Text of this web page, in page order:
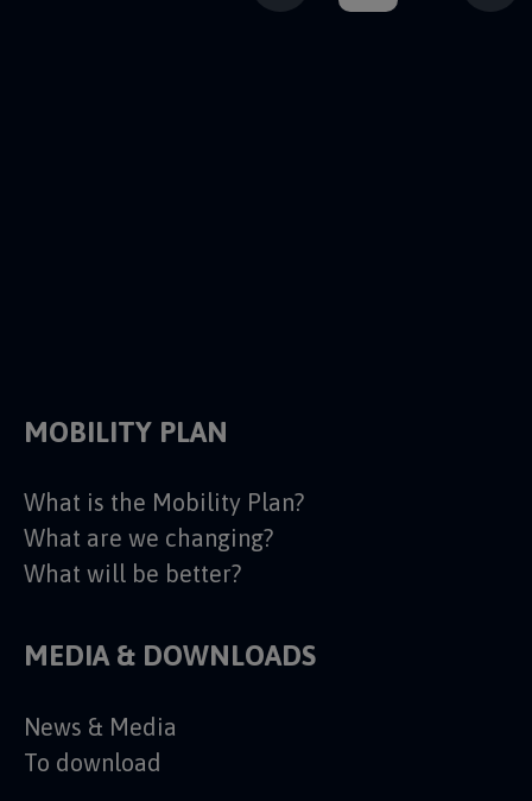
MOBILITY PLAN
What is the Mobility Plan?
What are we changing?
What will be better?
MEDIA & DOWNLOADS
News & Media
To download